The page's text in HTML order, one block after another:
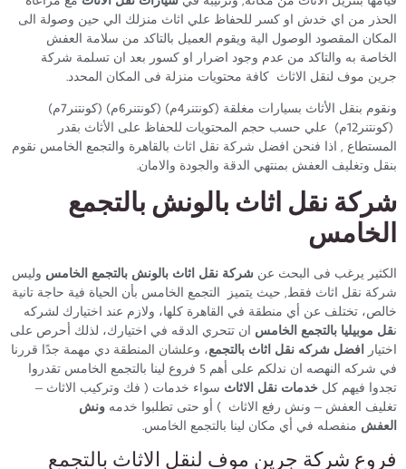
الحذر من اي خدش او كسر للحفاظ علي اثاث منزلك الي حين وصولة الى
المكان المقصود الوصول الية ويقوم العميل بالتاكد من سلامة العفش
الخاصة به والتاكد من عدم وجود اضرار او كسور بعد ان تسلمة شركة
جرين موف لنقل الاثاث كافة محتويات منزلة فى المكان المحدد.
ونقوم بنقل الأثاث بسيارات مغلقة (كونتنر4م) (كونتنر6م) (كونتنر7م)
(كونتنر12م) علي حسب حجم المحتويات للحفاظ على الأثاث بقدر
المستطاع , اذا فنحن افضل شركة نقل اثاث بالقاهرة والتجمع الخامس نقوم
بنقل وتغليف العفش بمنتهي الدقة والجودة والامان.
شركة نقل اثاث بالونش بالتجمع
الخامس
الكثير يرغب فى البحث عن شركة نقل اثاث بالونش بالتجمع الخامس وليس
شركة نقل اثاث فقط, حيث يتميز التجمع الخامس بأن الحياة فية حاجة تانية
خالص، تختلف عن أي منطقة في القاهرة كلها، ولازم عند اختيارك لشركه
نقل موبيليا بالتجمع الخامس ان تتحري الدقه في اختيارك، لذلك أحرص على
اختيار افضل شركه نقل اثاث بالتجمع، وعلشان المنطقة دي مهمة جدًا قررنا
في شركه النهصه ان ندلكم على أهم 5 فروع لينا بالتجمع الخامس تقدروا
تجدوا فيهم كل خدمات نقل الاثاث سواء خدمات ( فك وتركيب الاثاث –
تغليف العفش – ونش رفع الاثاث ) أو حتى تطلبوا خدمه ونش
العفش منفصله في أي مكان لينا بالتجمع الخامس.
فروع شركة جرين موف لنقل الاثاث بالتجمع